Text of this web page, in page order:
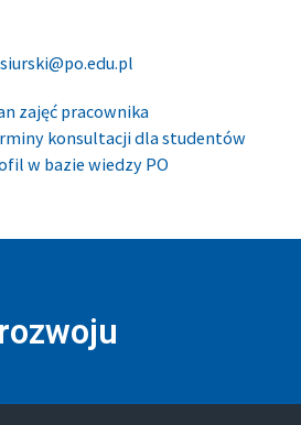
zajęć pracownika
konsultacji dla studentów
w bazie wiedzy PO